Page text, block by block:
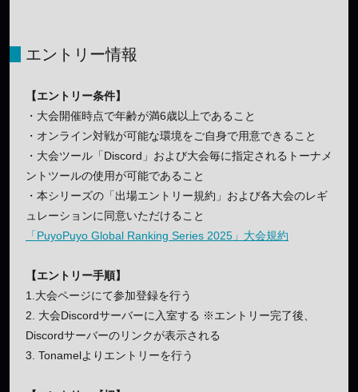
エントリー情報
【エントリー条件】
・大会開催時点で年齢が満6歳以上であること
・オンライン対戦が可能な環境をご自身で用意できること
・大会ツール「Discord」および大会毎に指定されるトーナメ
ントツールの使用が可能であること
・本シリーズの「出場エントリー規約」および各大会のレギ
ュレーションに同意いただけること
「PuyoPuyo Global Ranking Series 2025」大会規約
【エントリー手順】
1.大会ページにて参加登録を行う
2. 大会Discordサーバーに入室する ※エントリー完了後、
Discordサーバーのリンクが表示される
3. Tonamelよりエントリーを行う